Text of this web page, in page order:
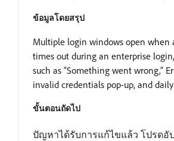
ข้อมูลโดยสรุป
Multiple login windows open when
times out during an enterprise
such as “Something went wrong,”
invalid credentials pop-up, and
ขั้นตอนถัดไป
ปัญหาได้รับการแก้ไขแล้ว โปรดอั